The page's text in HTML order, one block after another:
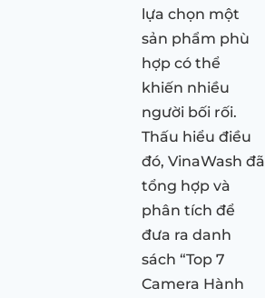
lựa chọn một
sản phẩm phù
hợp có thể
khiến nhiều
người bối rối.
Thấu hiểu điều
đó, VinaWash đã
tổng hợp và
phân tích để
đưa ra danh
sách “Top 7
Camera Hành